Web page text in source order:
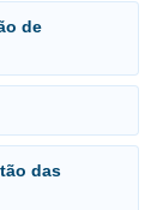
de
das